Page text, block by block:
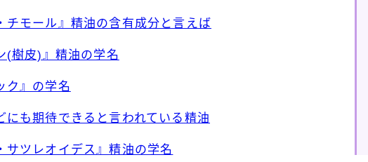
チモール』精油の含有成分と言えば
(樹皮)』精油の学名
ク』の学名
も期待できると言われている精油
ツレオイデス』精油の学名